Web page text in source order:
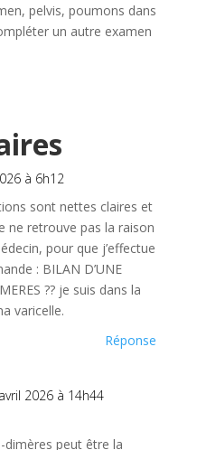
pelvis, poumons dans
un autre examen
à 6h12
sont nettes claires et
ne retrouve pas la raison
pour que j’effectue
: BILAN D’UNE
?? je suis dans la
varicelle.
Réponse
2026 à 14h44
dimères peut être la